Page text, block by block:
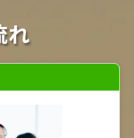
れ